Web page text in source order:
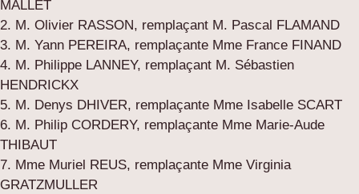
MALLET
2. M. Olivier RASSON, remplaçant M. Pascal FLAMAND
3. M. Yann PEREIRA, remplaçante Mme France FINAND
4. M. Philippe LANNEY, remplaçant M. Sébastien
HENDRICKX
5. M. Denys DHIVER, remplaçante Mme Isabelle SCART
6. M. Philip CORDERY, remplaçante Mme Marie-Aude
THIBAUT
7. Mme Muriel REUS, remplaçante Mme Virginia
GRATZMULLER